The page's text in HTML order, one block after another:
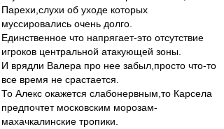
Парехи,слухи об уходе которых
муссировались очень долго.
Единственное что напрягает-это отсутствие
игроков центральной атакующей зоны.
И врядли Валера про нее забыл,просто что-то
все время не срастается.
То Алекс окажется слабонервным,то Карсела
предпочтет московским морозам-
махачкалинские тропики.